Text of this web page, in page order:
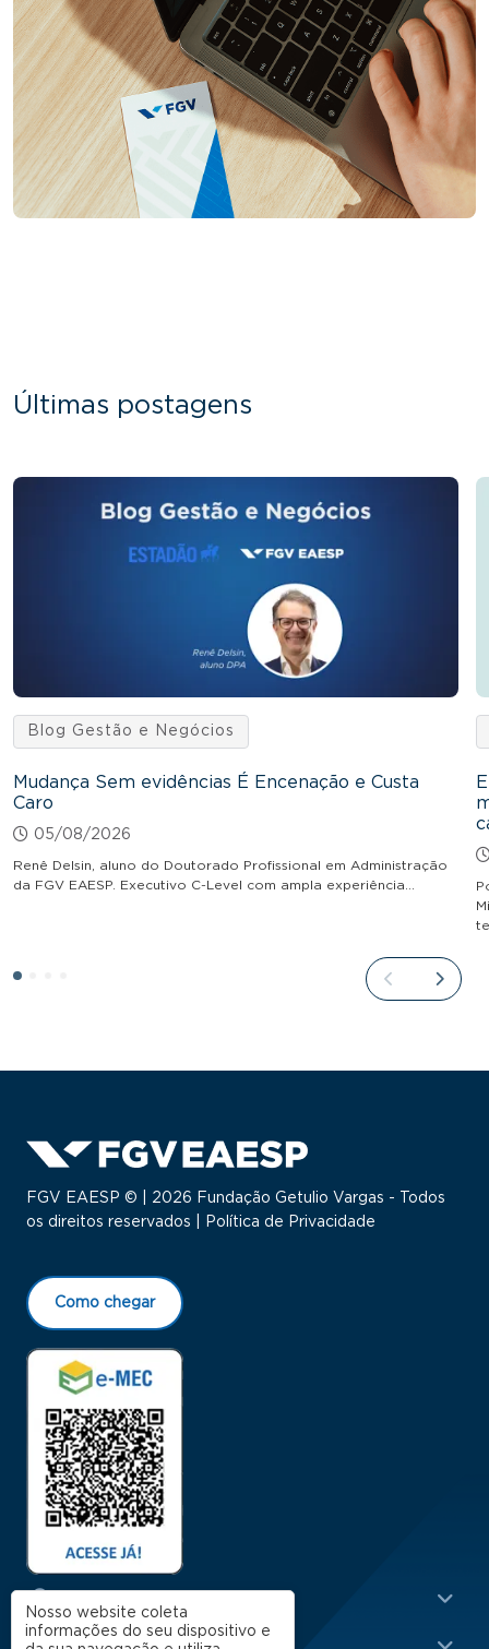
Últimas postagens
Blog Gestão e Negócios
Mudança Sem evidências É Encenação e Custa
Caro
05/08/2026
Renê Delsin, aluno do Doutorado Profissional em Administração
da FGV EAESP. Executivo C-Level com ampla experiência…
FGV EAESP © | 2026 Fundação Getulio Vargas - Todos
os direitos reservados |
Política de Privacidade
Como chegar
Menu Rodapé 1
Cursos
Escola
Nosso website coleta
informações do seu dispositivo e